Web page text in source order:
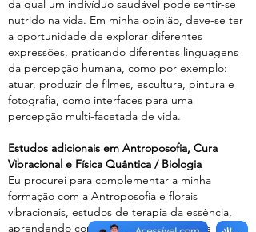
da qual um indivíduo saudável pode sentir-se
nutrido na vida. Em minha opinião, deve-se ter
a oportunidade de explorar diferentes
expressões, praticando diferentes linguagens
da percepção humana, como por exemplo:
atuar, produzir de filmes, escultura, pintura e
fotografia, como interfaces para uma
percepção multi-facetada de vida.
Estudos adicionais em Antroposofia, Cura
Vibracional e Física Quântica / Biologia
Eu procurei para complementar a minha
formação com a Antroposofia e florais
vibracionais, estudos de terapia da essência,
aprendendo com diversos professores e